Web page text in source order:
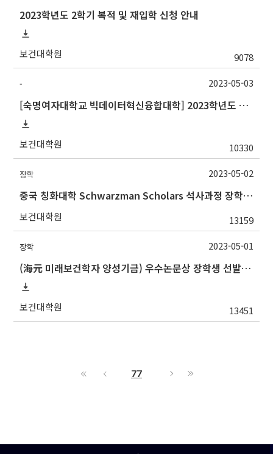
2023학년도 2학기 복적 및 재입학 신청 안내
보건대학원 9078
-
[숙명여자대학교 빅데이터혁신융합대학] 2023학년도 하계 계절학기 교류수학 안내
보건대학원 10330
2023-05-03
장학
중국 칭화대학 Schwarzman Scholars 석사과정 장학 프로그램 설명회 안내
보건대학원 13159
2023-05-02
장학
(海元 미래보건학자 양성기금) 우수논문상 장학생 선발 안내(5/19 수정)
보건대학원 13451
2023-05-01
77